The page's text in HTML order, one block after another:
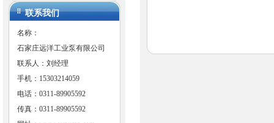
联系我们
名称：
石家庄远洋工业泵有限公司
联系人：刘经理
手机：15303214059
电话：0311-89905592
传真：0311-89905592